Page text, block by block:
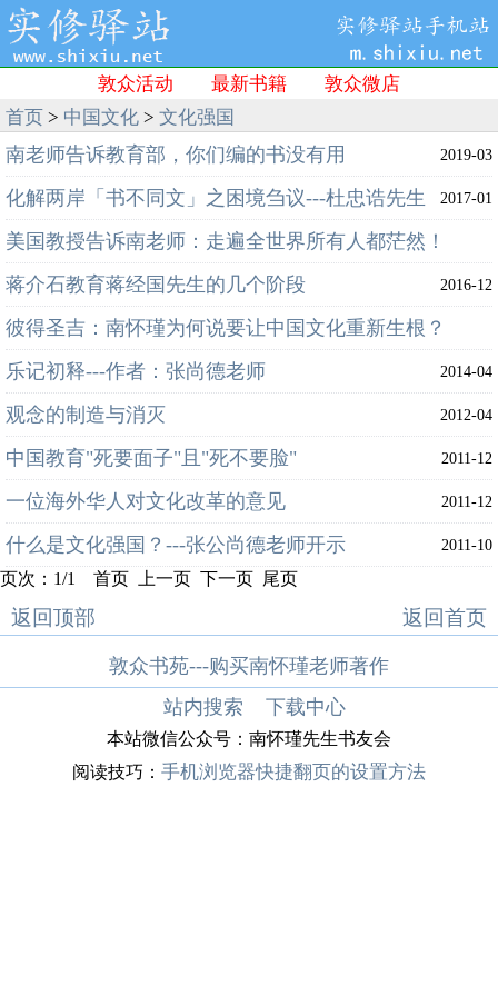
敦众活动 最新书籍
敦众微店
首页 > 中国文化 > 文化强国
南老师告诉教育部，你们编的书没有用 2019-03
化解两岸「书不同文」之困境刍议---杜忠诰先生 2017-01
美国教授告诉南老师：走遍全世界所有人都茫然！
2016-12
蒋介石教育蒋经国先生的几个阶段 2016-12
彼得圣吉：南怀瑾为何说要让中国文化重新生根？
2016-05
乐记初释---作者：张尚德老师 2014-04
观念的制造与消灭 2012-04
中国教育"死要面子"且"死不要脸" 2011-12
一位海外华人对文化改革的意见 2011-12
什么是文化强国？---张公尚德老师开示 2011-10
页次：1/1 首页 上一页 下一页 尾页
返回顶部 返回首页
敦众书苑---购买南怀瑾老师著作
站内搜索
下载中心
本站微信公众号：南怀瑾先生书友会
阅读技巧： 手机浏览器快捷翻页的设置方法